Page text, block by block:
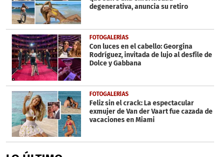
degenerativa, anuncia su retiro
FOTOGALERÍAS
Con luces en el cabello: Georgina
Rodríguez, invitada de lujo al desfile de
Dolce y Gabbana
FOTOGALERÍAS
Feliz sin el crack: La espectacular
exmujer de Van der Vaart fue cazada de
vacaciones en Miami